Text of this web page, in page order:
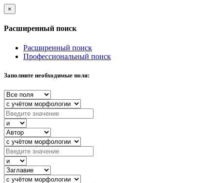
×
Расширенный поиск
Расширенный поиск
Профессиональный поиск
Заполните необходимые поля: